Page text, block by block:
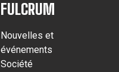
FULCRUM
Nouvelles et
événements
Société